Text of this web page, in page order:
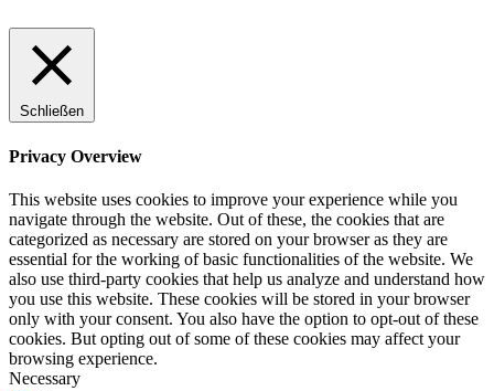
Schließen
Privacy Overview
This website uses cookies to improve your experience while you
navigate through the website. Out of these, the cookies that are
categorized as necessary are stored on your browser as they are
essential for the working of basic functionalities of the website. We
also use third-party cookies that help us analyze and understand how
you use this website. These cookies will be stored in your browser
only with your consent. You also have the option to opt-out of these
cookies. But opting out of some of these cookies may affect your
browsing experience.
Necessary